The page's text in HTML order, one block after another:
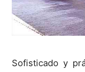
Sofisticado y